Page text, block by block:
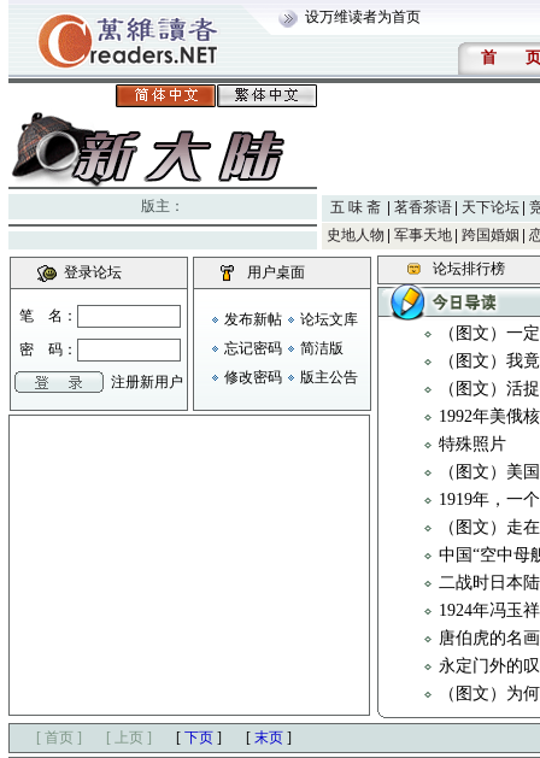
设万维读者为首页
首 页
版主： 五 味 斋 茗香茶语 天下论坛
史地人物
军事天地 跨国婚姻
登录论坛
笔 名：
密 码：
注册新用户
用户桌面
发布新帖
论坛文库
忘记密码
简洁版
修改密码
版主公告
论坛排行榜
（图文）一
（图文）我
（图文）活
1992年美俄
特殊照片
（图文）美
1919年，一
（图文）走
中国“空中母
二战时日本
1924年冯玉
唐伯虎的名画
永定门外的
（图文）为
[ 首页 ] [ 上页 ] [ 下页 ] [ 末页 ]